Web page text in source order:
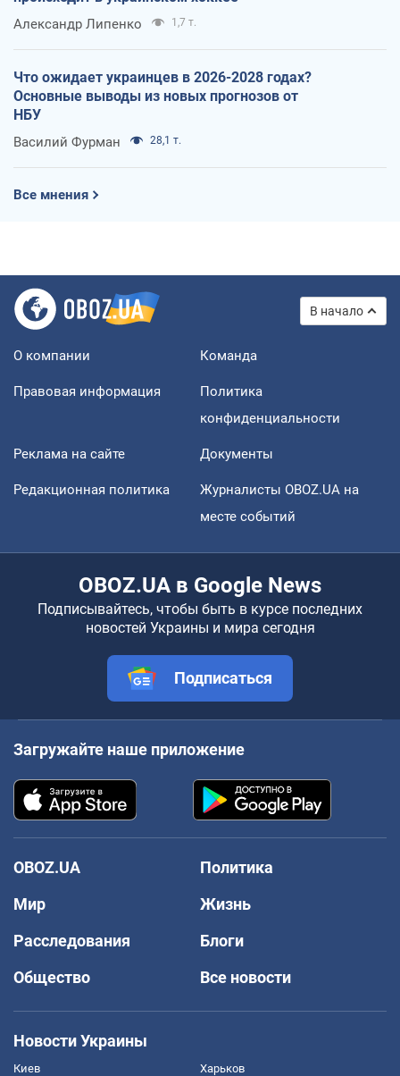
Александр Липенко 1,7 т.
Что ожидает украинцев в 2026-2028 годах?
Основные выводы из новых прогнозов от
НБУ
Василий Фурман 28,1 т.
Все мнения
В начало
О компании Команда
Правовая информация
Политика
конфиденциальности
Реклама на сайте Документы
Редакционная политика
Журналисты OBOZ.UA на
месте событий
OBOZ.UA в Google News
Подписывайтесь, чтобы быть в курсе последних
новостей Украины и мира сегодня
Подписаться
Загружайте наше приложение
OBOZ.UA
Политика
Мир
Жизнь
Расследования
Блоги
Общество
Все новости
Новости Украины
Киев Харьков